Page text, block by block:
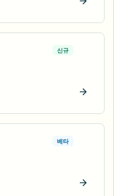
지금
신규
지금
베타
지금